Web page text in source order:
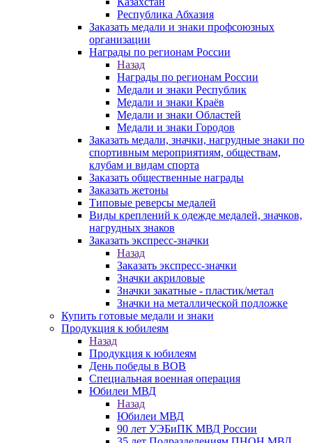
Республика Абхазия
Заказать медали и знаки профсоюзных
организации
Награды по регионам России
Назад
Награды по регионам России
Медали и знаки Республик
Медали и знаки Краёв
Медали и знаки Областей
Медали и знаки Городов
Заказать медали, значки, нагрудные знаки по
спортивным мероприятиям, обществам,
клубам и видам спорта
Заказать общественные награды
Заказать жетоны
Типовые реверсы медалей
Виды креплений к одежде медалей, значков,
нагрудных знаков
Заказать экспресс-значки
Назад
Заказать экспресс-значки
Значки акриловые
Значки закатные - пластик/метал
Значки на металлической подложке
Купить готовые медали и знаки
Продукция к юбилеям
Назад
Продукция к юбилеям
День победы в ВОВ
Специальная военная операция
Юбилеи МВД
Назад
Юбилеи МВД
90 лет УЭБиПК МВД России